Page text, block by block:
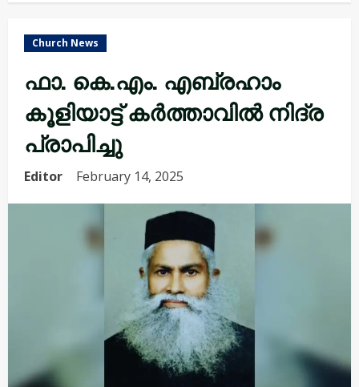
Church News
ഫാ. കെ.എം. എബ്രഹാം
കൂളിയാട്ട് കർത്താവിൽ നിദ്ര
പ്രാപിച്ചു
Editor February 14, 2025